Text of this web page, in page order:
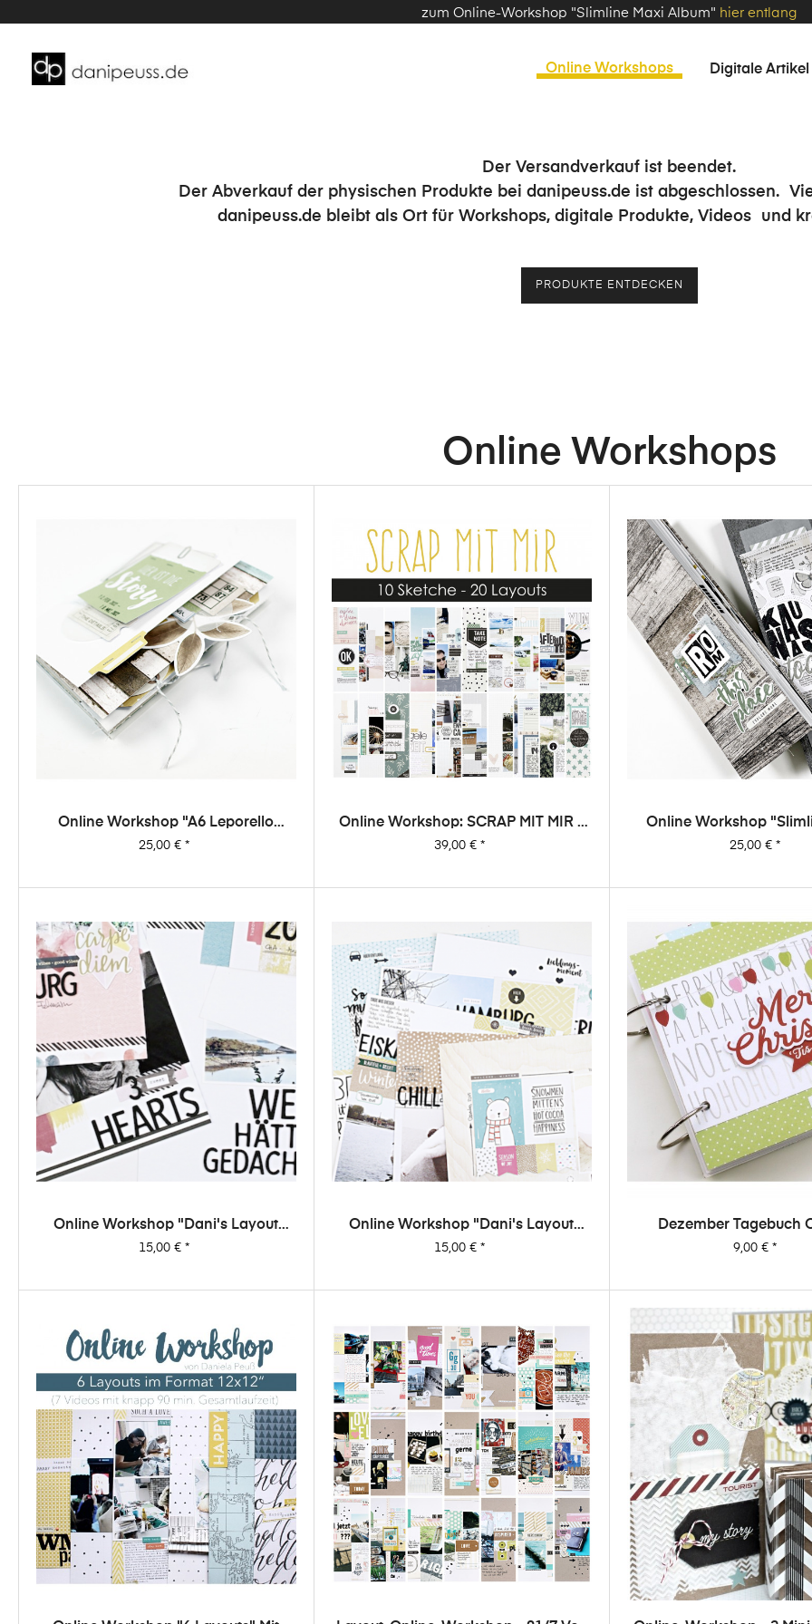
zum Online-Workshop "Slimline Maxi Album" hier entlang
Online Workshops Digitale Artikel
Der Versandverkauf ist beendet.
Der Abverkauf der physischen Produkte bei danipeuss.de ist abgeschlossen.
danipeuss.de bleibt als Ort für Workshops, digitale Produkte, Videos und
PRODUKTE ENTDECKEN
Online Workshops
Online Workshop "A6 Leporello
Minialbum"
Preis
25,00 €*
Online Workshop: SCRAP MIT MIR -
10 Sketche, 20 Layouts, Unendlich
Preis
39,00 €*
Online Workshop
Album"
Preis
25,00 €*
Online Workshop "Dani's Layout
Sixpack" Vol. 2
Preis
15,00 €*
Online Workshop "Dani's Layout
Sixpack" Vol. 1
Preis
15,00 €*
Dezember Tagebuch
Workshop Von
Preis
9,00 €*